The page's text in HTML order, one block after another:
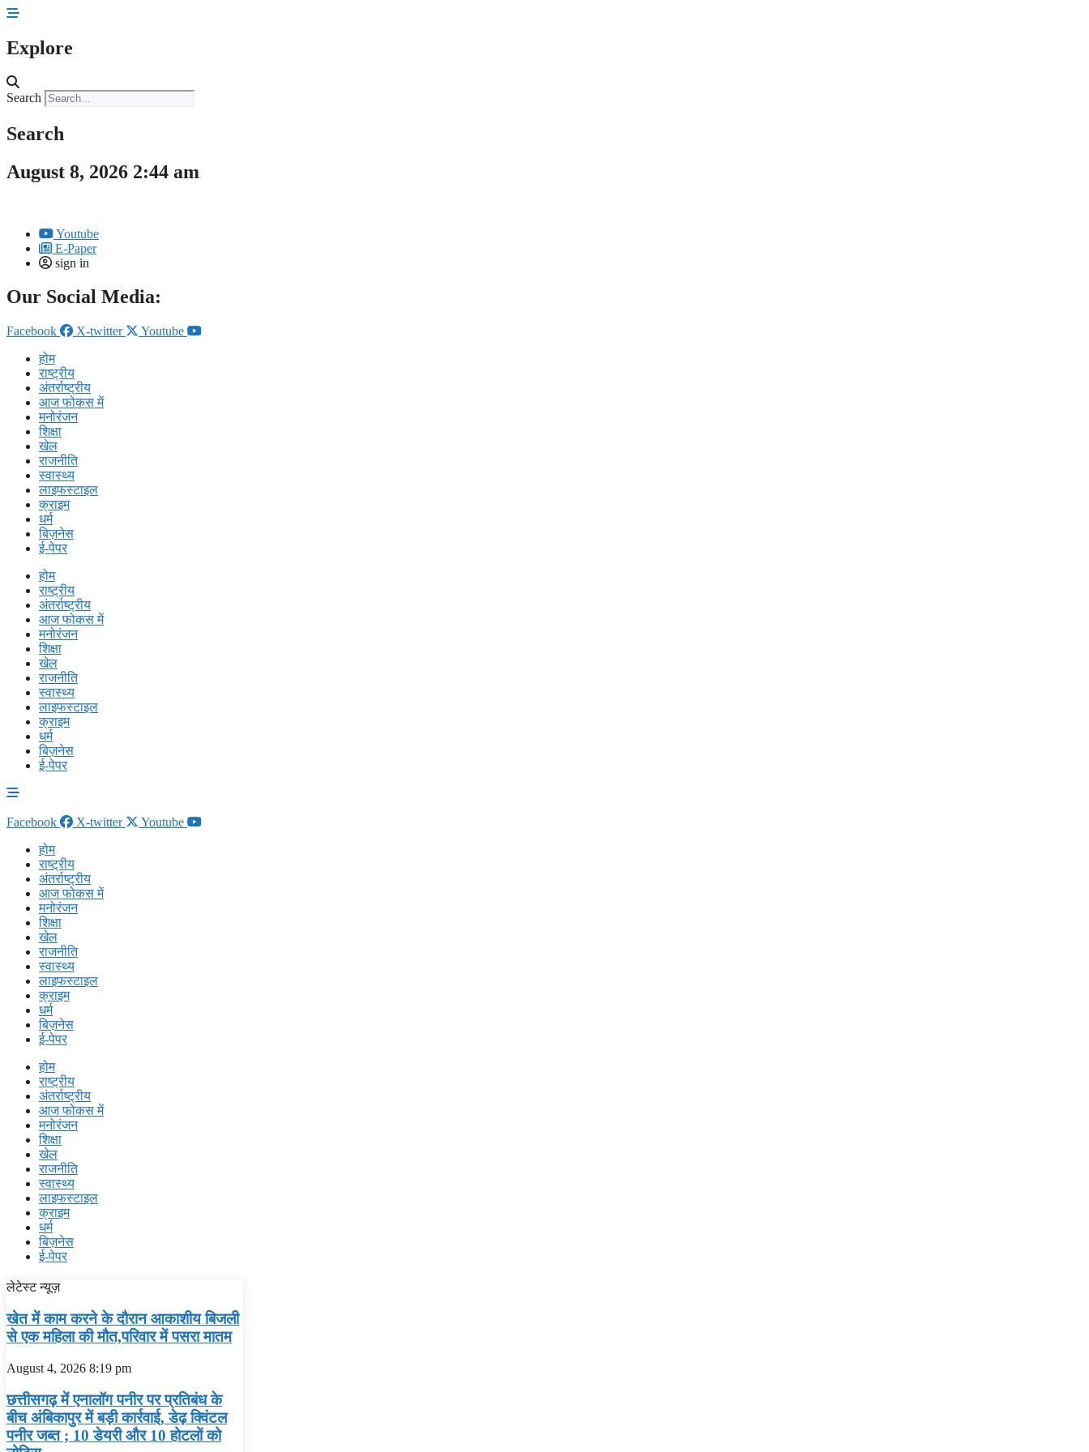
Skip
content
Explore
Search
Search
August 8, 2026 2:44 am
Youtube
E-Paper
sign in
Our Social Media:
Facebook X-twitter
Youtube
होम
राष्ट्रीय
अंतर्राष्ट्रीय
आज फोकस में
मनोरंजन
शिक्षा
खेल
राजनीति
स्वास्थ्य
लाइफस्टाइल
क्राइम
धर्म
बिज़नेस
ई-पेपर
होम
राष्ट्रीय
अंतर्राष्ट्रीय
आज फोकस में
मनोरंजन
शिक्षा
खेल
राजनीति
स्वास्थ्य
लाइफस्टाइल
क्राइम
धर्म
बिज़नेस
ई-पेपर
Facebook X-twitter
Youtube
होम
राष्ट्रीय
अंतर्राष्ट्रीय
आज फोकस में
मनोरंजन
शिक्षा
खेल
राजनीति
स्वास्थ्य
लाइफस्टाइल
क्राइम
धर्म
बिज़नेस
ई-पेपर
होम
राष्ट्रीय
अंतर्राष्ट्रीय
आज फोकस में
मनोरंजन
शिक्षा
खेल
राजनीति
स्वास्थ्य
लाइफस्टाइल
क्राइम
धर्म
बिज़नेस
ई-पेपर
लेटेस्ट न्यूज़
खेत में काम करने के दौरान आकाशीय बिजली
से एक महिला की मौत,परिवार में पसरा मातम
August 4, 2026 8:19 pm
छत्तीसगढ़ में एनालॉग पनीर पर प्रतिबंध के
बीच अंबिकापुर में बड़ी कार्रवाई, डेढ़ क्विंटल
पनीर जब्त ; 10 डेयरी और 10 होटलों को